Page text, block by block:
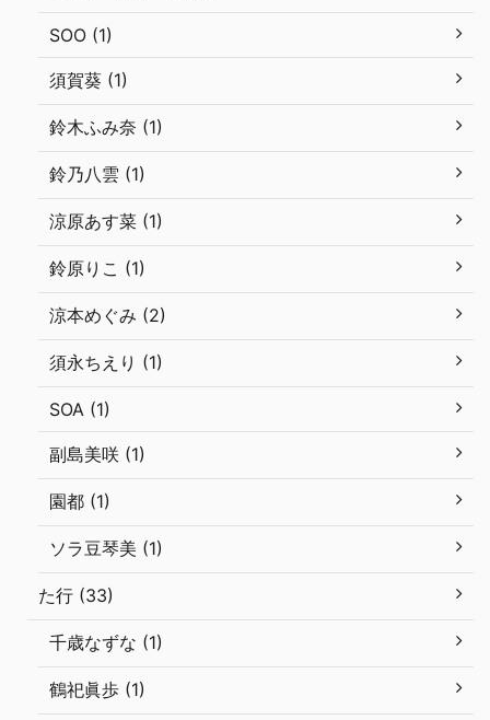
SOO (1)
須賀葵 (1)
鈴木ふみ奈 (1)
鈴乃八雲 (1)
涼原あす菜 (1)
鈴原りこ (1)
涼本めぐみ (2)
須永ちえり (1)
SOA (1)
副島美咲 (1)
園都 (1)
ソラ豆琴美 (1)
た行 (33)
千歳なずな (1)
鶴祀眞歩 (1)